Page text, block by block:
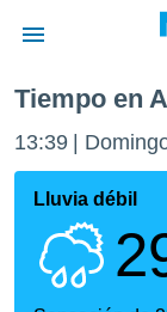
de
ha sido
para
que se
calidad.
Tiempo en
13:39
Lluvia débil